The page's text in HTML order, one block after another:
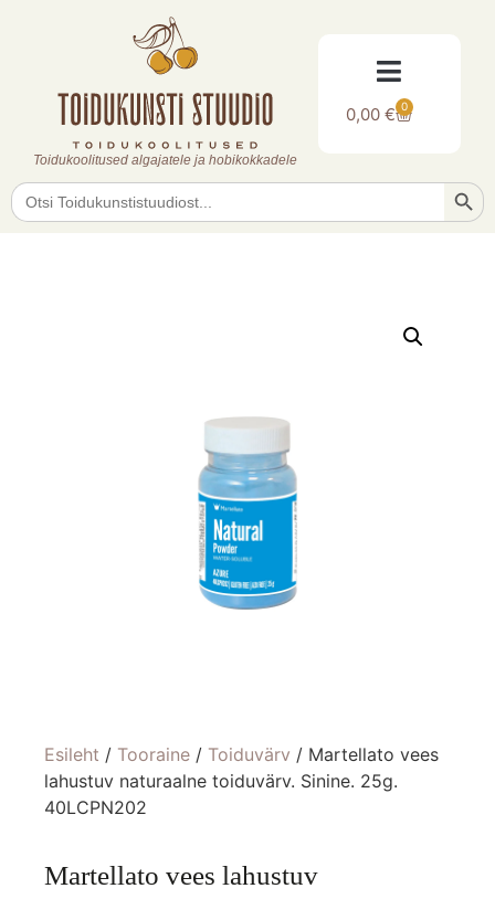
Toidukoolitused algajatele ja hobikokkadele
0,00€ 0
Search
for:
Esileht / Tooraine / Toiduvärv / Martellato vees
lahustuv naturaalne toiduvärv. Sinine. 25g.
40LCPN202
Martellato vees lahustuv